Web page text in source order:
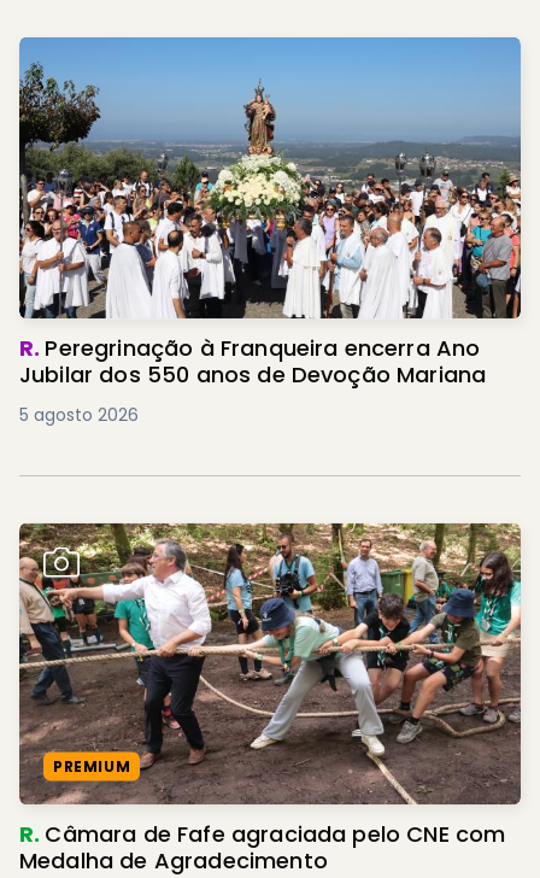
R. Peregrinação à Franqueira encerra Ano
Jubilar dos 550 anos de Devoção Mariana
5 agosto 2026
PREMIUM
R. Câmara de Fafe agraciada pelo CNE com
Medalha de Agradecimento